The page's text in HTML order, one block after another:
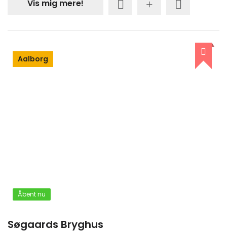
Vis mig mere!
Aalborg
Åbent nu
Søgaards Bryghus